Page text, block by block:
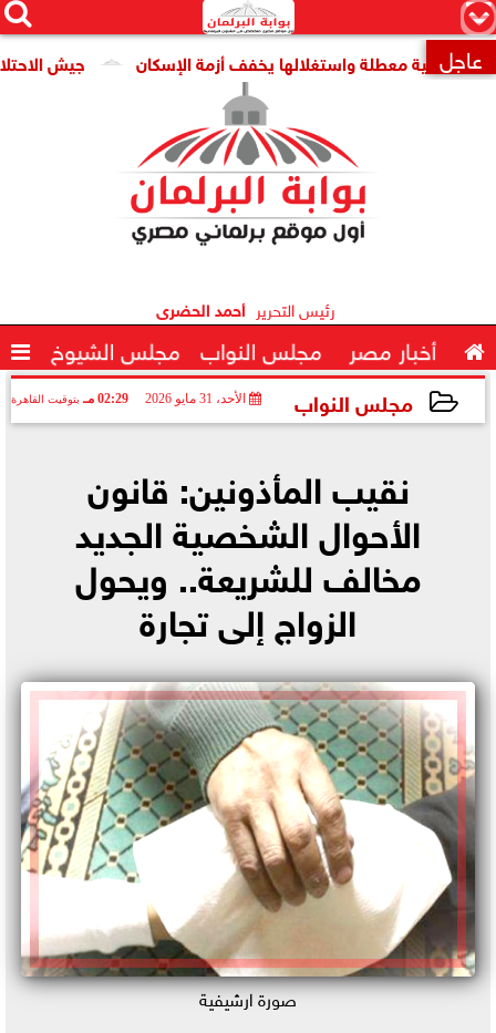
×


 عاجل جيش الاحتلال: مقتل جنديين معطلة واستغلالها يخفف أزمة الإسكان
رئيس التحرير أحمد الحضرى
 أخبار مصر مجلس النواب مجلس الشيوخ 
مجلس النواب الأحد، 31 مايو 2026 02:29 مـ بتوقيت القاهرة
نقيب المأذونين: قانون
الأحوال الشخصية الجديد
مخالف للشريعة.. ويحول
الزواج إلى تجارة
صورة ارشيفية